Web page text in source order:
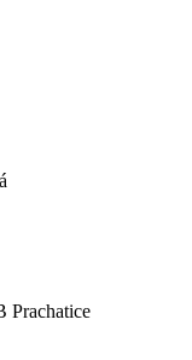
Prachatice